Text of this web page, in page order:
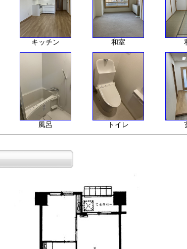
キッチン 和室
風呂 トイレ